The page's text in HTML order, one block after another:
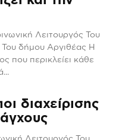
Λειτουργός Του
δήμου Αργιθέας Η
που περικλείει κάθε
διαχείρισης
Λειτουργός Του